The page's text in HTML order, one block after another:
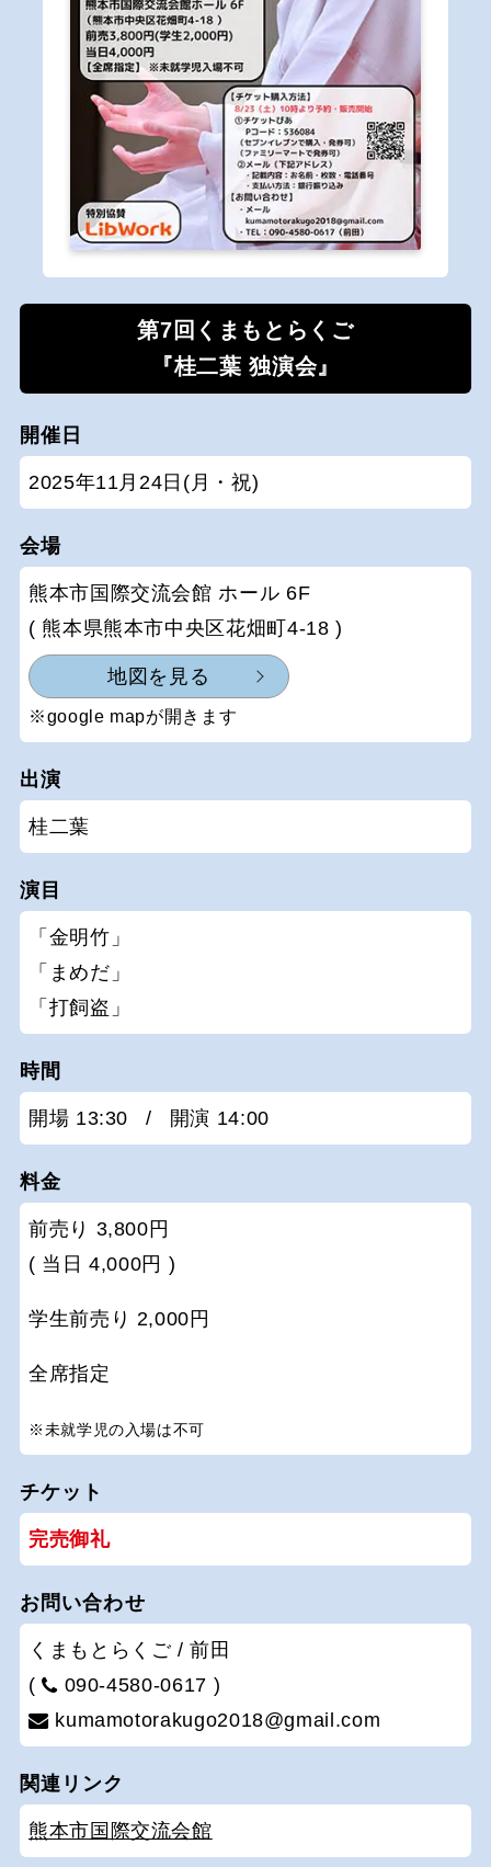
第7回くまもとらくご
『桂二葉 独演会』
開催日
2025年11月24日(月・祝)
会場
熊本市国際交流会館 ホール 6F
( 熊本県熊本市中央区花畑町4-18 )
地図を見る
※google mapが開きます
出演
桂二葉
演目
「金明竹」
「まめだ」
「打飼盗」
時間
開場 13:30 / 開演 14:00
料金
前売り 3,800円
( 当日 4,000円 )
学生前売り 2,000円
全席指定
※未就学児の入場は不可
チケット
完売御礼
お問い合わせ
くまもとらくご / 前田
(
090-4580-0617 )
kumamotorakugo2018@gmail.com
関連リンク
熊本市国際交流会館